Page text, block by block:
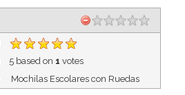
5based on 1 votes
Mochilas Escolares con Ruedas